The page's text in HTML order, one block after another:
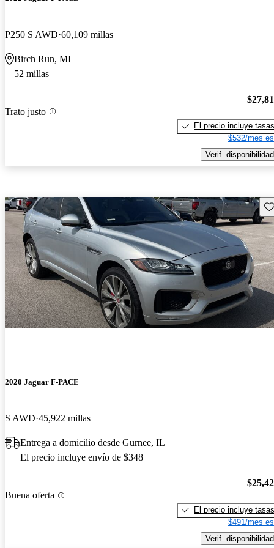
P250 S AWD 60,109 millas
Birch Run, MI
52 millas
Trato justo
El precio incluye tasas
$532/mes
Verif. disponibilidad
2020 Jaguar F-PACE
S AWD 45,922 millas
Entrega a domicilio desde Gurnee, IL
El precio incluye envío de $348
Buena oferta
El precio incluye tasas
$491/mes
Verif. disponibilidad